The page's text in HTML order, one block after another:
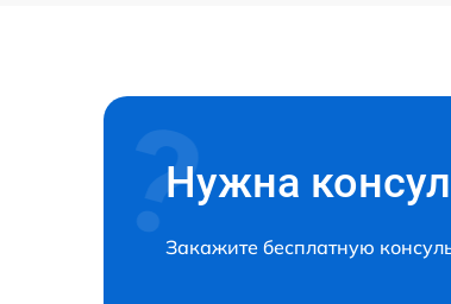
Нужна
Закажите бесплатную